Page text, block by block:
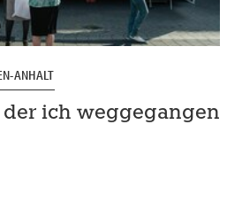
ANHALT
der ich weggegangen